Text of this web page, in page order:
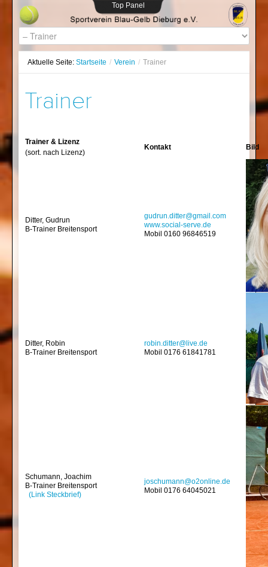
Top Panel
Aktuelle Seite:Startseite / Verein / Trainer
Trainer
Trainer & Lizenz
(sort. nach Lizenz)
Kontakt Bild
Ditter, Gudrun
B-Trainer Breitensport
gudrun.ditter@gmail.com
www.social-serve.de
Mobil 0160 96846519
Ditter, Robin
B-Trainer Breitensport
robin.ditter@live.de
Mobil 0176 61841781
Schumann, Joachim
B-Trainer Breitensport
(Link Steckbrief)
joschumann@o2online.de
Mobil 0176 64045021